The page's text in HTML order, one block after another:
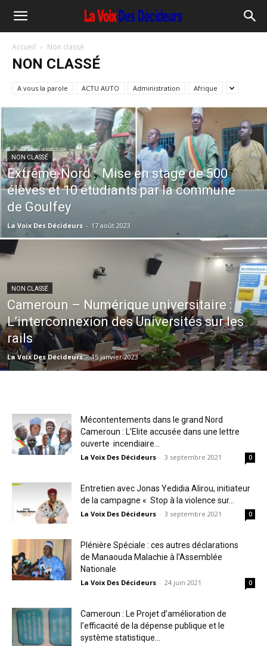
Accueil Non classé
NON CLASSÉ
A vous la parole ACTU AUTO Administration Afrique
NON CLASSÉ
Extrême-Nord : Mise en stage de 500
élèves et 10 étudiants par la commune
de Goulfey
La Voix Des Décideurs - 17 août 2023
NON CLASSÉ
Cameroun – Numérique universitaire :
L’interconnexion des Universités sur les
rails
La Voix Des Décideurs - 15 janvier 2023
Mécontentements dans le grand Nord
Cameroun : L’Elite accusée dans une lettre
ouverte incendiaire...
La Voix Des Décideurs - 3 septembre 2021 0
Entretien avec Jonas Yedidia Alirou, initiateur
de la campagne « Stop à la violence sur...
La Voix Des Décideurs - 3 septembre 2021 0
Plénière Spéciale : ces autres déclarations
de Manaouda Malachie à l’Assemblée
Nationale
La Voix Des Décideurs - 24 juin 2021 0
Cameroun : Le Projet d’amélioration de
l’efficacité de la dépense publique et le
système statistique...